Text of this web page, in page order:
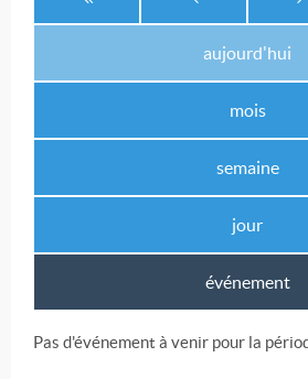
aujourd'hui
mois
semaine
jour
événement
Pas d'événement à venir pour la